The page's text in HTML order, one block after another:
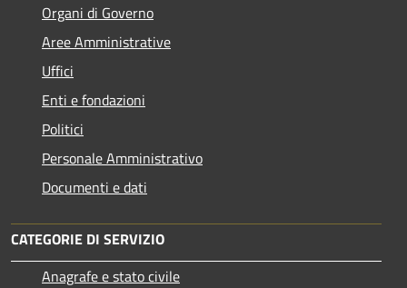
Organi di Governo
Aree Amministrative
Uffici
Enti e fondazioni
Politici
Personale Amministrativo
Documenti e dati
CATEGORIE DI SERVIZIO
Anagrafe e stato civile